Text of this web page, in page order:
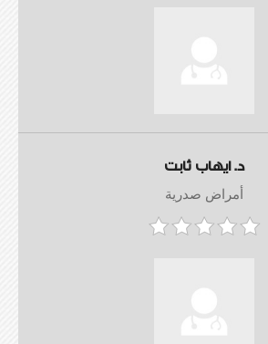
د. ايهاب ثابت
أمراض صدرية